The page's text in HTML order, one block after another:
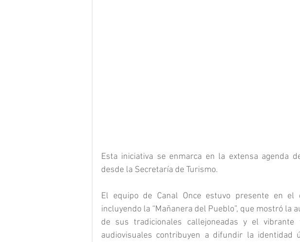
Esta iniciativa se enmarca en la extensa agenda
desde la Secretaría de Turismo.
El equipo de Canal Once estuvo presente en el
incluyendo la “Mañanera del Pueblo”, que mostró la
de sus tradicionales callejoneadas y el vibrante
audiovisuales contribuyen a difundir la identidad